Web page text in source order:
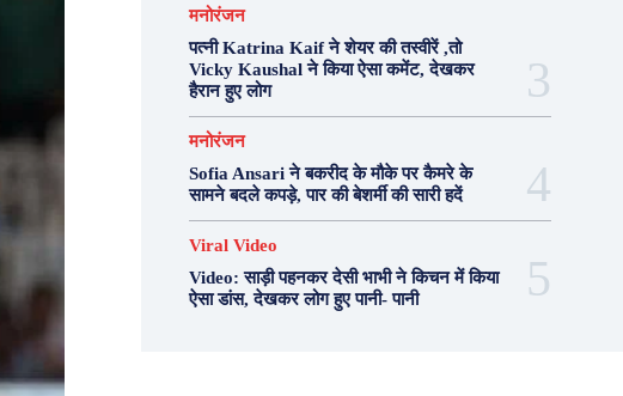
मनोरंजन
पत्नी Katrina Kaif ने शेयर की तस्वीरें ,तो
Vicky Kaushal ने किया ऐसा कमेंट, देखकर
हैरान हुए लोग
मनोरंजन
Sofia Ansari ने बकरीद के मौके पर कैमरे के
सामने बदले कपड़े, पार की बेशर्मी की सारी हदें
Viral Video
Video: साड़ी पहनकर देसी भाभी ने किचन में किया
ऐसा डांस, देखकर लोग हुए पानी- पानी